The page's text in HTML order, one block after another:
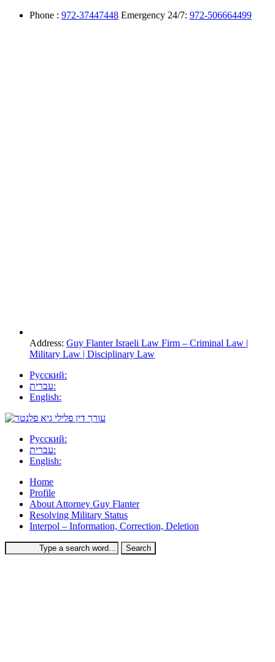
Phone : 972-37447448 Emergency 24/7: 972-506664499
Address: Guy Flanter Israeli Law Firm – Criminal Law |
Military Law | Disciplinary Law
Русский:
עברית:
English:
Русский:
עברית:
English:
Home
Profile
About Attorney Guy Flanter
Resolving Military Status
Interpol – Information, Correction, Deletion